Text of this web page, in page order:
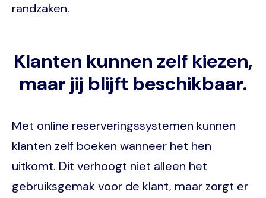
randzaken.
Klanten kunnen zelf kiezen,
maar jij blijft beschikbaar.
Met online reserveringssystemen kunnen
klanten zelf boeken wanneer het hen
uitkomt. Dit verhoogt niet alleen het
gebruiksgemak voor de klant, maar zorgt er